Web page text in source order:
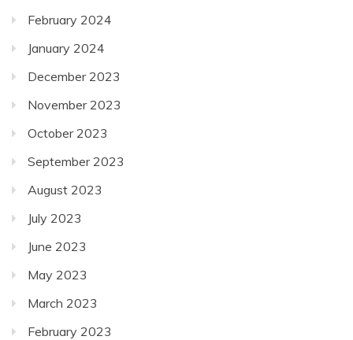
February 2024
January 2024
December 2023
November 2023
October 2023
September 2023
August 2023
July 2023
June 2023
May 2023
March 2023
February 2023